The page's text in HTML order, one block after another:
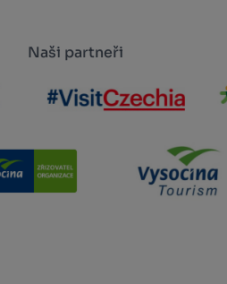
Naši partneři